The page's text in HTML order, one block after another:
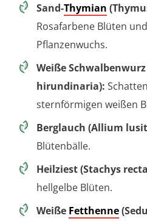
Sand-Thymian
Rosafarbene Blüten
Pflanzenwuchs.
Weiße
hirundinaria):
sternförmigen weißen
Berglauch (Allium
Blütenbälle.
Heilziest (Stachys
hellgelbe Blüten.
Weiße Fetthenne